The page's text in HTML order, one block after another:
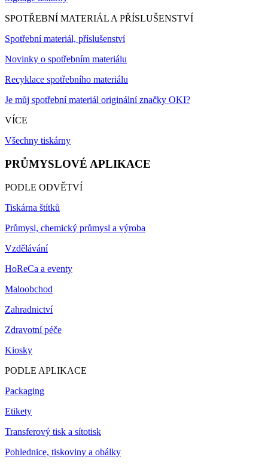
SPOTŘEBNÍ MATERIÁL A PŘÍSLUŠENSTVÍ
Spotřební materiál, příslušenství
Novinky o spotřebním materiálu
Recyklace spotřebního materiálu
Je můj spotřební materiál originální značky OKI?
VÍCE
Všechny tiskárny
PRŮMYSLOVÉ APLIKACE
PODLE ODVĚTVÍ
Tiskárna štítků
Průmysl, chemický průmysl a výroba
Vzdělávání
HoReCa a eventy
Maloobchod
Zahradnictví
Zdravotní péče
Kiosky
PODLE APLIKACE
Packaging
Etikety
Transferový tisk a sítotisk
Pohlednice, tiskoviny a obálky